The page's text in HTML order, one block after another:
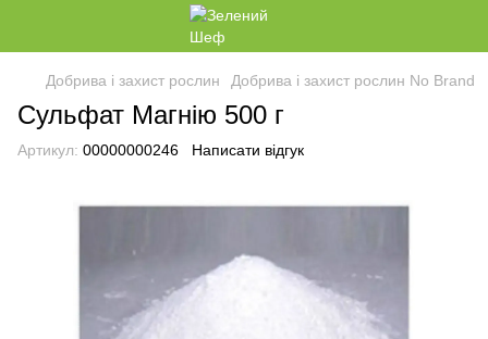
Добрива і захист рослин Добрива і захист рослин No Brand
Сульфат Магнію 500 г
Артикул: 00000000246 Написати відгук